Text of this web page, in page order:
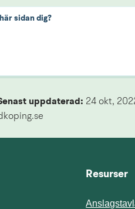
sidan dig?
uppdaterad: 24 okt,
Resurser